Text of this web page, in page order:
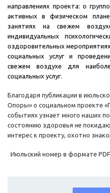
направлениях проекта: о
активных в физическом плане
занятиях на свежем
индивидуальных
оздоровительных
социальных услуг и
свежем воздухе для
социальных услуг.
Благодаря публикации в
Опоры» о социальном проекте
событиях узнает много наших
состоянию здоровья не
интерес к проекту, охотно
Июльский номер в формате